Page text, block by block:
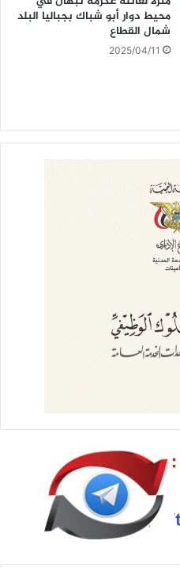
محيط دوار أبو شباك بجباليا البلد
شمال القطاع
2025/04/11